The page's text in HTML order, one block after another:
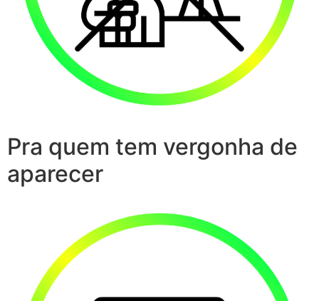
Pra quem tem vergonha de
aparecer